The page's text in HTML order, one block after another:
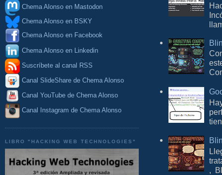
Chema Alonso en Mastodon
Chema Alonso en BSKY
Chema Alonso en Facebook
Chema Alonso en Linkedin
Suscríbete al canal RSS
Canal SlideShare de Chema Alonso
Canal YouTube de Chema Alonso
Canal Instagram de Chema Alonso
LIBRO "HACKING WEB TECHNOLOGIES"
,